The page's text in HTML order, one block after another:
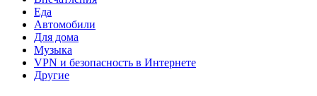
Еда
Автомобили
Для дома
Музыка
VPN и безопасность в Интернете
Другие